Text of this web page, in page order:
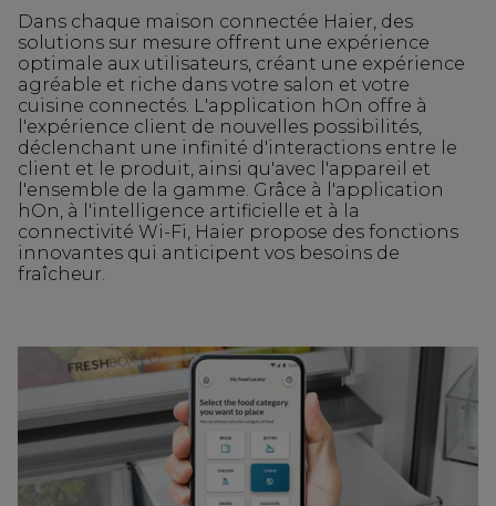
Dans chaque maison connectée Haier, des
solutions sur mesure offrent une expérience
optimale aux utilisateurs, créant une expérience
agréable et riche dans votre salon et votre
cuisine connectés. L'application hOn offre à
l'expérience client de nouvelles possibilités,
déclenchant une infinité d'interactions entre le
client et le produit, ainsi qu'avec l'appareil et
l'ensemble de la gamme. Grâce à l'application
hOn, à l'intelligence artificielle et à la
connectivité Wi-Fi, Haier propose des fonctions
innovantes qui anticipent vos besoins de
fraîcheur.